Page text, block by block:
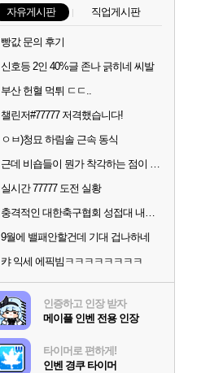
자유게시판 직업게시판
빵값 문의 후기
신호등 2인 40%글 존나 긁히네 씨발
부산 헌혈 먹튀 ㄷㄷ..
챌린저#77777 저격했습니다!
ㅇㅂ)청묘 하림솔 근속 동식
근데 비숍들이 뭔가 착각하는 점이 있는데
실시간 77777 도전 실황
충격적인 대한축구협회 성접대 내역.jpg
9월에 밸패안할건데 기대 겁나하네
캬 익세 에픽빔ㅋㅋㅋㅋㅋㅋㅋㅋ
인증하고 인장 받자
메이플 인벤 전용 인장
타이머로 편하게!
인벤 경쿠 타이머